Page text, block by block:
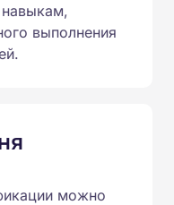
выполнения
можно